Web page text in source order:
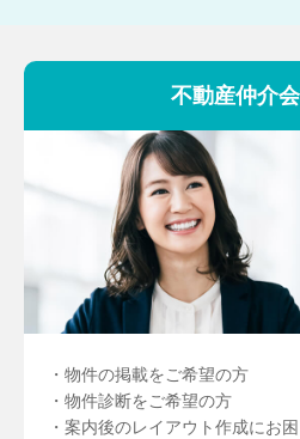
不動産仲介
・物件の掲載をご希望の方
・物件診断をご希望の方
・案内後のレイアウト作成にお